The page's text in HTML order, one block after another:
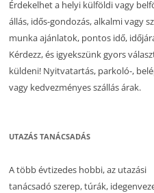
Érdekelhet a helyi külföldi vagy
állás, idős-gondozás, alkalmi vagy
munka ajánlatok, pontos idő,
Kérdezz, és igyekszünk gyors
küldeni! Nyitvatartás, parkoló-,
vagy kedvezményes szállás árak.
UTAZÁS TANÁCSADÁS
A több évtizedes hobbi, az utazási
tanácsadó szerep, túrák,